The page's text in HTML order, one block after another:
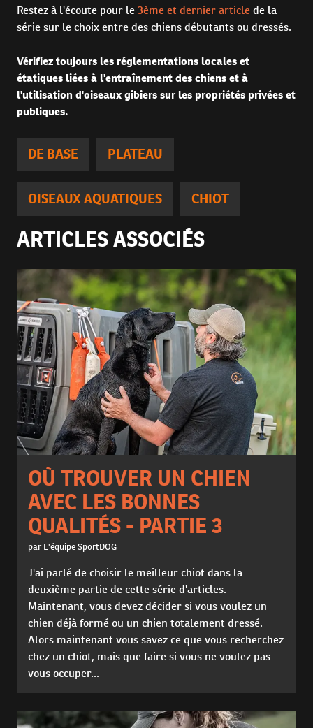
Restez à l'écoute pour le3ème et dernier articlede la
série sur le choix entre des chiens débutants ou dressés.
Vérifiez toujours les réglementations locales et
étatiques liées à l'entraînement des chiens et à
l'utilisation d'oiseaux gibiers sur les propriétés privées et
publiques.
DE BASE PLATEAU
OISEAUX AQUATIQUES CHIOT
ARTICLES ASSOCIÉS
OÙ TROUVER UN CHIEN
AVEC LES BONNES
QUALITÉS - PARTIE 3
par L'équipe SportDOG
J'ai parlé de choisir le meilleur chiot dans la
deuxième partie de cette série d'articles.
Maintenant, vous devez décider si vous voulez un
chien déjà formé ou un chien totalement dressé.
Alors maintenant vous savez ce que vous recherchez
chez un chiot, mais que faire si vous ne voulez pas
vous occuper...